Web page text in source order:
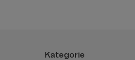
Kategorie